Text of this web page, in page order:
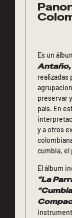
Es un
Antaño,
preservar
país. En
y a otros
cumbia, el
El álbum
“La